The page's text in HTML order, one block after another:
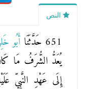
النص
651 حَدَّثَنَا أَبُو
يُعَدُّ الشُّرَفُ مَا
إِلَى عَهْدِ النَّبِيِّ